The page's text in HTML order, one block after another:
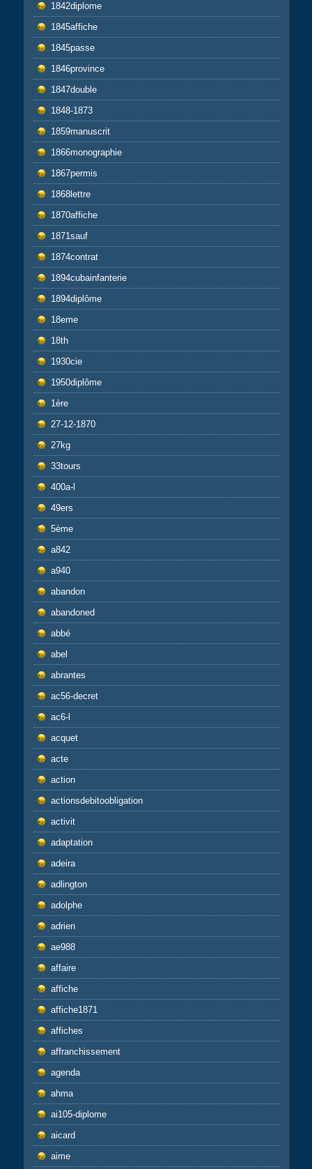
1842diplome
1845affiche
1845passe
1846province
1847double
1848-1873
1859manuscrit
1866monographie
1867permis
1868lettre
1870affiche
1871sauf
1874contrat
1894cubainfanterie
1894diplôme
18eme
18th
1930cie
1950diplôme
1ère
27-12-1870
27kg
33tours
400a-l
49ers
5ème
a842
a940
abandon
abandoned
abbé
abel
abrantes
ac56-decret
ac6-l
acquet
acte
action
actionsdebitoobligation
activit
adaptation
adeira
adlington
adolphe
adrien
ae988
affaire
affiche
affiche1871
affiches
affranchissement
agenda
ahma
ai105-diplome
aicard
aime